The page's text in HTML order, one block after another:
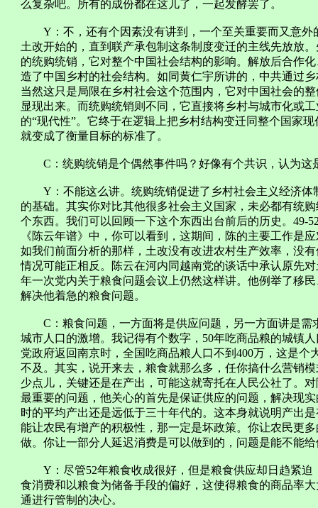
么复杂吧。所有的成份都在这儿了，一起发酵罢了。
Y：不，还有个因素没有讲到，一个至关重要而又意外
土改开始的，直到联产承包制这条制度变迁的主线先放放
的统购统销，它对整个中国社会结构的影响。解放后合作
造了中国乡村的社会结构。如同黄仁宇所讲的，中共通过
当然这只是局限在乡村社会这个范围内，它对中国社会的
显现出来。而统购统销则不同，它直接将乡村与城市化或
的“现代性”。它终于在逻辑上把乡村结构变迁同整个国家
就变成了衡量目标的标准了。
C：统购统销是个偶然事件吗？好像有个共识，认为这
Y：不能这么讲。统购统销促进了乡村社会主义经济体
的基础。其实你对比其他很多社会主义国家，未必都有统
个东西。我们可以回顾一下这个东西出台前后的历史。49-
《陈云年谱》中，你可以看到，这期间，陈的主要工作是
如我们前面分析的那样，土改没有改进农村生产效率，没
情况可能正相反。陈云在河内同越南党的谈话中承认原先
年一次党内关于粮食问题会议上仍然这样讲。他例举了移
解决他着急的粮食问题。
C：粮食问题，一方面将是供应问题，另一方面讲是需
城市人口的激增。我记得有个数字，50年吃商品粮的城镇
党政府返回南京时，全国吃商品粮人口不到400万，这是
不及。其实，说开来去，粮食就那么多，任你搞什么营销
少点儿，关键还是在产出，可能这就寄托在人民公社了。
最重要的问题，他关心的首先是保证供应的问题，解决现
时的平均产出还是远低于三十年代的。这本身就说明产出
能让农民有增产的积极性，那一定是坏政策。你让农民更
做。你让一部分人延迟消费是可以做到的，问题是能不能
Y：尽管52年粮食收成很好，但是粮食供应却日趋紧迫
食消费和以粮食为储备手段的偏好，这使得粮食的商品率
通进行管制的决心。